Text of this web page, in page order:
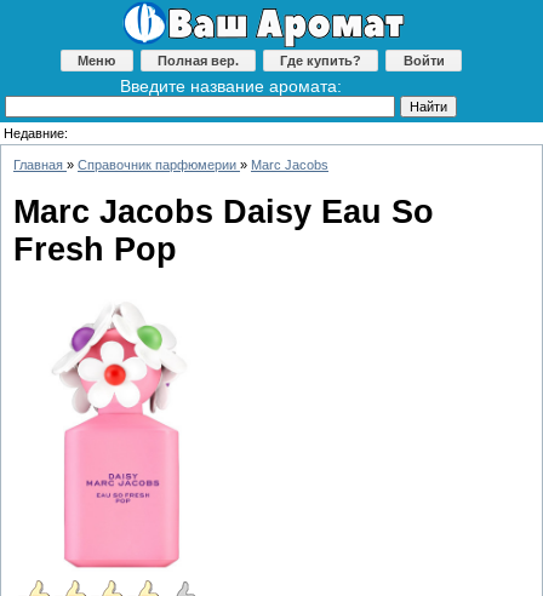
Меню Полная вер. Где купить? Войти
Введите название аромата:
Недавние:
Главная » Справочник парфюмерии » Marc Jacobs
Marc Jacobs Daisy Eau So
Fresh Pop